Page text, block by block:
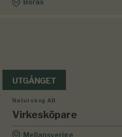
Borås
UTGÅNGET
Naturskog AB
Virkesköpare
Mellansverige